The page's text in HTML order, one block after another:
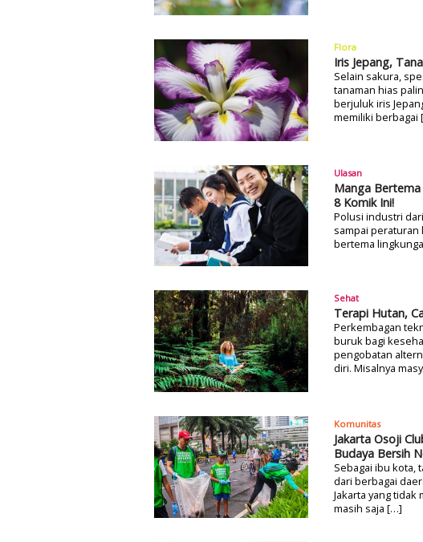
Flora
Iris Jepang,
Selain sakura,
tanaman hias
berjuluk iris
memiliki berbagai
Ulasan
Manga Bertema
8 Komik Ini!
Polusi industri
sampai peraturan
bertema
Sehat
Terapi Hutan,
Perkembagan
buruk bagi
pengobatan
diri. Misalnya
Komunitas
Jakarta Osoji
Budaya Bersih
Sebagai ibu kota,
dari berbagai
Jakarta yang
masih saja […]